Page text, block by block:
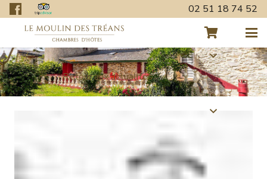
02 51 18 74 52
Retour aux actualités